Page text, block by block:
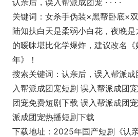
认亲后，误入帮派成团宠 · · · ·
关键词：女杀手伪装×黑帮卧底×
陆知扶白天是柔弱小白花，夜晚
的暧昧堪比化学爆炸，建议改名
年》！
搜索关键词：认亲后，误入帮派
入帮派成团宠短剧 误入帮派成团
团宠免费短剧下载 误入帮派成团
派成团宠热播短剧下载
下载地址：2025年国产短剧《认